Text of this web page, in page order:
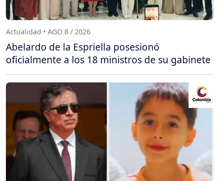
Actualidad • AGO 8 / 2026
Abelardo de la Espriella posesionó
oficialmente a los 18 ministros de su gabinete